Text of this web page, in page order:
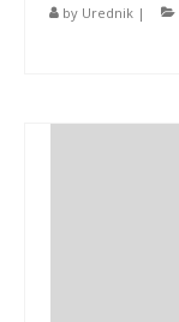
by Urednik |